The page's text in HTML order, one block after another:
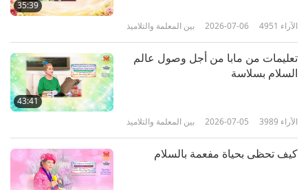
35:39
بين المعلمة والتلاميذ 2026-07-06 4951 الآراء
43:41
تعليمات من مابا من أجل وصول عالم
السلام بسلاسة
بين المعلمة والتلاميذ 2026-07-05 3989 الآراء
كيف تحظى بحياة مفعمة بالسلام